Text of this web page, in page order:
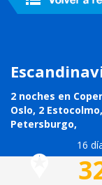
2 noches en
Oslo, 2
Petersburgo,
16